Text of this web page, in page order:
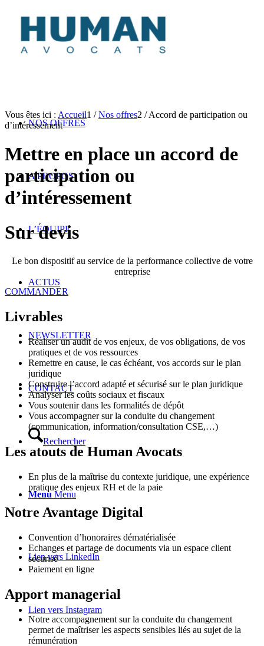
NOS OFFRES
A PROPOS
L’ÉQUIPE
ACTUS
NEWSLETTER
CONTACT
Rechercher
Menu Menu
Lien vers LinkedIn
Lien vers Instagram
Vous êtes ici : Accueil1 / Nos offres2 / Accord de participation ou
d’intéressement
Mettre en place un accord de
participation ou
d’intéressement
Sur devis
Le bon dispositif au service de la performance collective de votre
entreprise
COMMANDER
Livrables
Réaliser un audit de vos enjeux, de vos obligations, de vos
pratiques et de vos ressources
Remettre en cause, le cas échéant, vos accords sur le plan
juridique
Construire l’accord adapté et sécurisé sur le plan juridique
Analyser les coûts sociaux et fiscaux
Vous soutenir dans les formalités de dépôt
Vous accompagner sur la conduite du changement
(communication, information/consultation CSE,…)
Les atouts de Human Avocats
En plus de la maîtrise du contexte juridique, une expérience
pratique des enjeux RH et de la paie
Notre Avantage Digital
Convention d’honoraires dématérialisée
Echanges et partage de documents via un espace client
sécurisé
Paiement en ligne
Apport managerial
Notre accompagnement sur la conduite du changement
permet de maîtriser les aspects sensibles liés au sujet de la
rémunération